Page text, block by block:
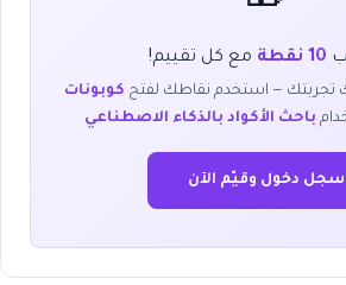
10 نقطة مع كل تقييم!
— استخدم نقاطك لفتح كوبونات
باحث الأكواد بالذكاء الاصطناعي
سجل دخول وقيّم الآن